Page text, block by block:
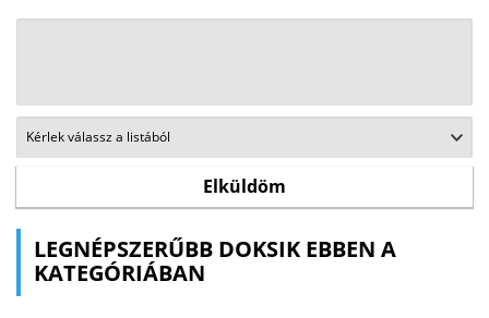
LEGNÉPSZERŰBB DOKSIK EBBEN A
KATEGÓRIÁBAN